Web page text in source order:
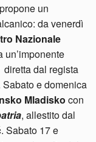
propone un
da venerdì
Nazionale
dal regista
Sabato e domenica
Mladisko con
, allestito dal
. Sabato 17 e